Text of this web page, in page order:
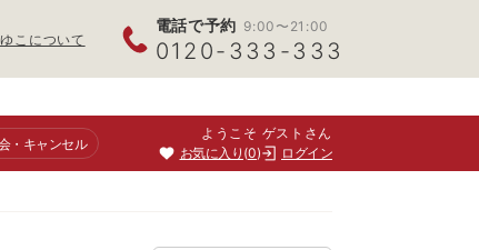
こについて
電話で予約 9:00〜21:00
0120-333-333
・キャンセル
ようこそ ゲストさん
お気に入り 0 ログイン